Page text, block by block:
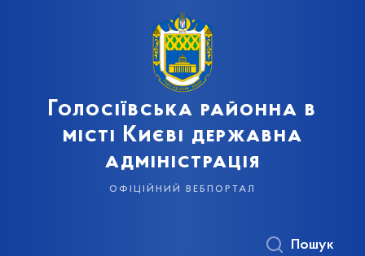
Голосіївська районна в
місті Києві державна
адміністрація
офіційний вебпортал
Пошук